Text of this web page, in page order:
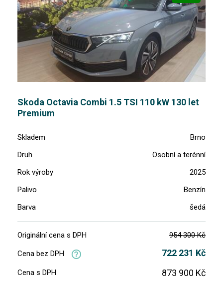
Skoda Octavia Combi 1.5 TSI 110 kW 130 let
Premium
Skladem
Brno
Druh
Osobní a terénní
Rok výroby
2025
Palivo
Benzín
Barva
šedá
Originální cena s DPH 954 300 Kč
Cena bez DPH 722 231 Kč
Cena s DPH 873 900 Kč